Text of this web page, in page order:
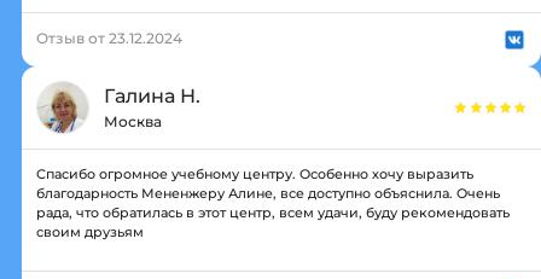
Отзыв от 23.12.2024
Галина Н.
Москва
Спасибо огромное учебному центру. Особенно хочу выразить
благодарность Мененжеру Алине, все доступно объяснила. Очень
рада, что обратилась в этот центр, всем удачи, буду рекомендовать
своим друзьям